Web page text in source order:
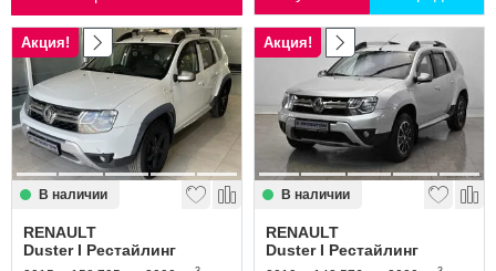
Акция!
В наличии
RENAULT
Duster I Рестайлинг
Акция!
В наличии
RENAULT
Duster I Рестайлинг